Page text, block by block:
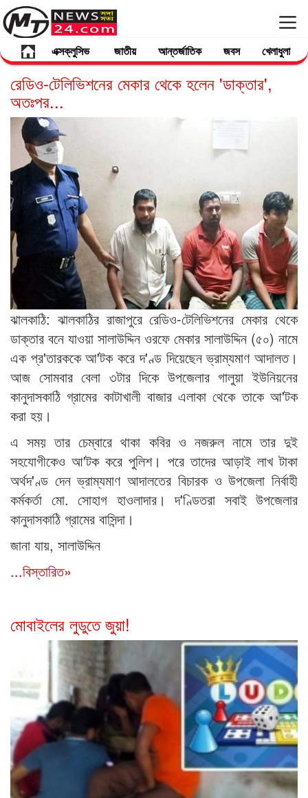
এক্সক্লুসিভ জাতীয় আন্তর্জাতিক জবস খেলাধুলা
রেডিও-টেলিভিশনের মেকার থেকে হলেন 'ডাক্তার',
অতঃপর...
ঝালকাঠি: ঝালকাঠির রাজাপুরে রেডিও-টেলিভিশনের মেকার থেকে
ডাক্তার বনে যাওয়া সালাউদ্দিন ওরফে মেকার সালাউদ্দিন (৫০) নামে
এক প্র'তারককে আ'টক করে দ'ণ্ড দিয়েছেন ভ্রাম্যমাণ আদালত।
আজ সোমবার বেলা ৩টার দিকে উপজেলার গালুয়া ইউনিয়নের
কানুদাসকাঠি গ্রামের কাটাখালী বাজার এলাকা থেকে তাকে আ'টক
করা হয়।
এ সময় তার চেম্বারে থাকা কবির ও নজরুল নামে তার দুই
সহযোগীকেও আ'টক করে পুলিশ। পরে তাদের আড়াই লাখ টাকা
অর্থদ'ণ্ড দেন ভ্রাম্যমাণ আদালতের বিচারক ও উপজেলা নির্বাহী
কর্মকর্তা মো. সোহাগ হাওলাদার। দ'ণ্ডিতরা সবাই উপজেলার
কানুদাসকাঠি গ্রামের বাসিন্দা।
জানা যায়, সালাউদ্দিন
...বিস্তারিত»
মোবাইলের লুডুতে জুয়া!